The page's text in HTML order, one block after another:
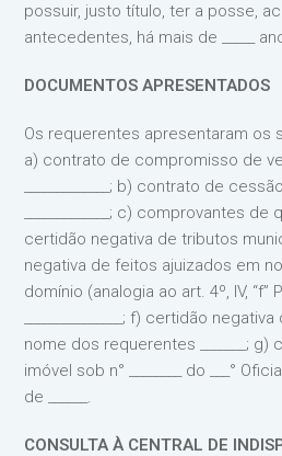
possuir, justo título, ter a posse,
antecedentes, há mais de _____
DOCUMENTOS APRESENTADOS
Os requerentes apresentaram os
a) contrato de compromisso de
_____________; b) contrato de
_____________; c) comprovantes
certidão negativa de tributos
negativa de feitos ajuizados em
domínio (analogia ao art. 4º, IV, “f”
_______________; f) certidão
nome dos requerentes _______;
imóvel sob n° ________ do ___°
de ______.
CONSULTA À CENTRAL DE